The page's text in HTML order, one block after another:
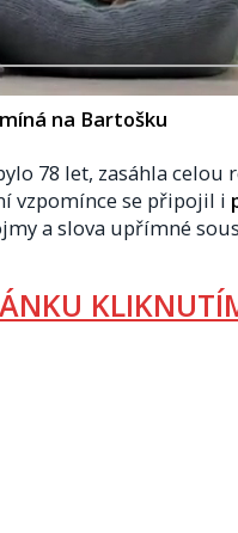
na Bartošku
78 let, zasáhla celou
vzpomínce se připojil i
a slova upřímné